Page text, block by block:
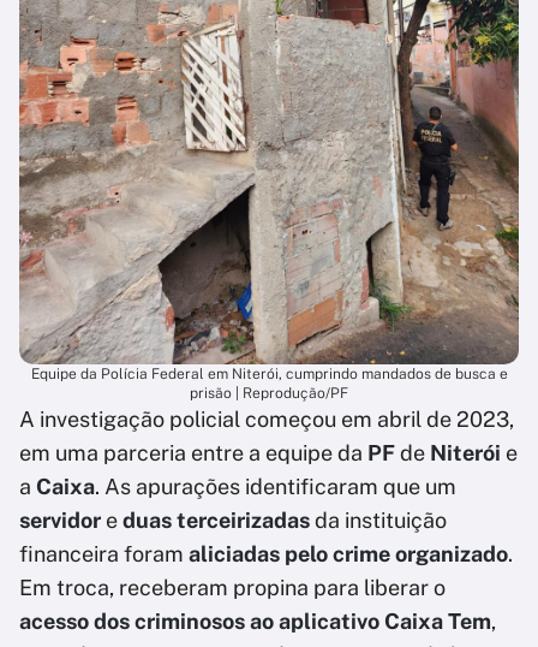
Equipe da Polícia Federal em Niterói, cumprindo mandados de busca e
prisão | Reprodução/PF
A investigação policial começou em abril de 2023,
em uma parceria entre a equipe da PFde Niterói e
a Caixa. As apurações identificaram que um
servidor eduas terceirizadasda instituição
financeira foram aliciadas pelo crime organizado.
Em troca, receberam propina para liberar o
acesso dos criminosos aoaplicativo Caixa Tem,